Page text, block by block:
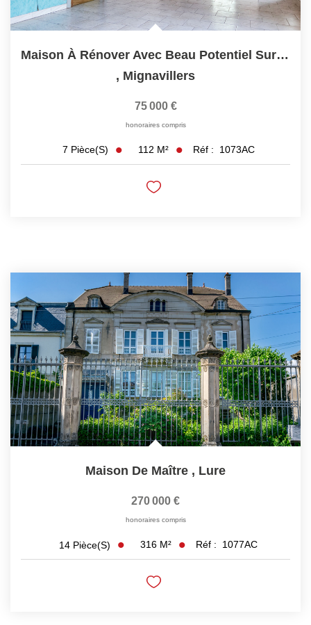
Maison À Rénover Avec Beau Potentiel Sur Terrain De Plus De...
, Mignavillers
75 000 €
honoraires compris
7 Pièce(s) 112 M² Réf : 1073AC
Maison De Maître , Lure
270 000 €
honoraires compris
14 Pièce(s) 316 M² Réf : 1077AC